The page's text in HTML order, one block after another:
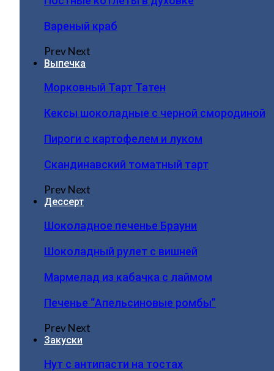
Вареный краб
PrevNext
Выпечка
Морковный Тарт Татен
Кексы шоколадные с черной смородиной
Пироги c картофелем и луком
Скандинавский томатный тарт
PrevNext
Дессерт
Шоколадное печенье Брауни
Шоколадный рулет с вишней
Мармелад из кабачка с лаймом
Печенье “Апельсиновые ромбы”
PrevNext
Закуски
Нут с антипасти на тостах